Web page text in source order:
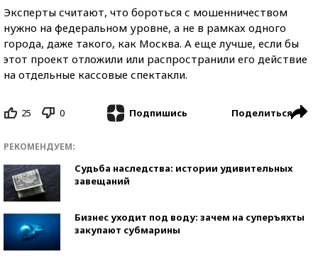
Эксперты считают, что бороться с мошенничеством
нужно на федеральном уровне, а не в рамках одного
города, даже такого, как Москва. А еще лучше, если бы
этот проект отложили или распространили его действие
на отдельные кассовые спектакли.
25 0 Подпишись Поделиться
РЕКОМЕНДУЕМ:
Судьба наследства: истории удивительных
завещаний
Бизнес уходит под воду: зачем на суперъяхты
закупают субмарины